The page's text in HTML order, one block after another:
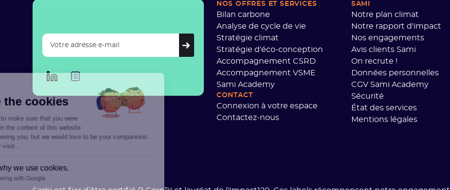
NOS OFFRES ET SERVICES
Bilan carbone
Analyse de cycle de vie
Stratégie climat
Stratégie d'éco-conception
Accompagnement CSRD
Accompagnement VSME
Sami Academy
CONTACT
Connexion à votre espace
Contactez-nous
SAMI
Notre plan climat
Notre rapport d'impact
Nos engagements
Avis clients Sami
On recrute !
Données personnelles
CGV Sami Academy
Sécurité
État des services
Mentions légales
Hi there!
We're the cookies
We waited to make sure that you were
interested in the content of this website
before bothering you, but we would love to be your companions
Here’s why we use cookies.
Data Sharing with Google